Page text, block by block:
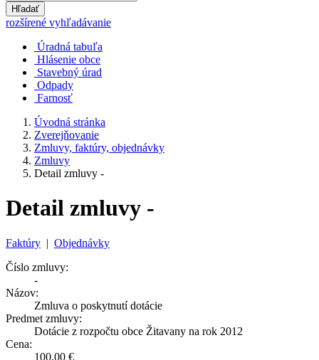
Hľadať
rozšírené vyhľadávanie
Úradná tabuľa
Hlásenie obce
Stavebný úrad
Odpady
Farnosť
Úvodná stránka
Zverejňovanie
Zmluvy, faktúry, objednávky
Zmluvy
Detail zmluvy -
Detail zmluvy -
Faktúry | Objednávky
Číslo zmluvy:
-
Názov:
Zmluva o poskytnutí dotácie
Predmet zmluvy:
Dotácie z rozpočtu obce Žitavany na rok 2012
Cena:
100,00 €